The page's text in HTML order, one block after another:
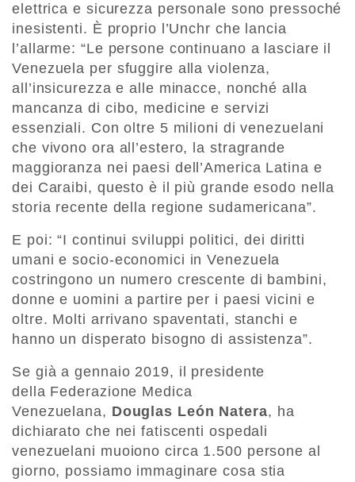
elettrica e sicurezza personale sono pressoché
inesistenti. È proprio l’Unchr che lancia
l’allarme: “Le persone continuano a lasciare il
Venezuela per sfuggire alla violenza,
all’insicurezza e alle minacce, nonché alla
mancanza di cibo, medicine e servizi
essenziali. Con oltre 5 milioni di venezuelani
che vivono ora all’estero, la stragrande
maggioranza nei paesi dell’America Latina e
dei Caraibi, questo è il più grande esodo nella
storia recente della regione sudamericana”.
E poi: “I continui sviluppi politici, dei diritti
umani e socio-economici in Venezuela
costringono un numero crescente di bambini,
donne e uomini a partire per i paesi vicini e
oltre. Molti arrivano spaventati, stanchi e
hanno un disperato bisogno di assistenza”.
Se già a gennaio 2019, il presidente
della Federazione Medica
Venezuelana, Douglas León Natera, ha
dichiarato che nei fatiscenti ospedali
venezuelani muoiono circa 1.500 persone al
giorno, possiamo immaginare cosa stia